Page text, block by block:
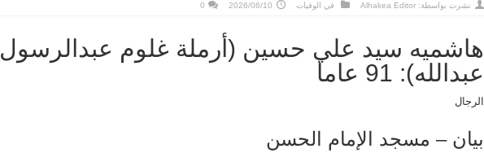
نشرت بواسطة: Alhakea Editor في الوفيات 2026/06/10
0
هاشميه سيد علي حسين (أرملة غلوم عبدالرسول
عبدالله): 91 عاما
الرجال
بيان – مسجد الإمام الحسن